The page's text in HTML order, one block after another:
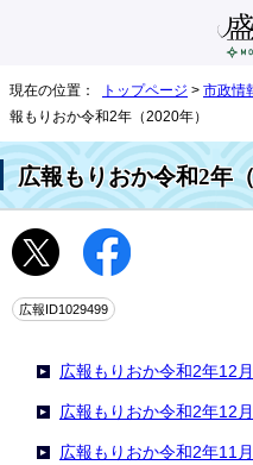
現在の位置： トップページ > 市政情
報もりおか令和2年（2020年）
広報もりおか令和2年
広報ID1029499
広報もりおか令和2年12
広報もりおか令和2年12
広報もりおか令和2年11